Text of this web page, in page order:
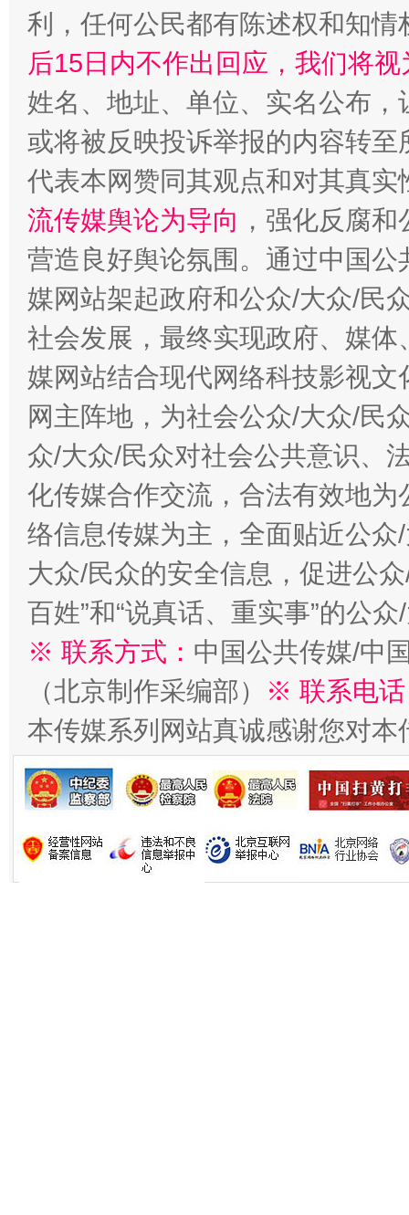
在谋一域中谋全局
今
习近平的博鳌关键词
魏明亮
“刷贴”乱象丛生
生
利，任何公民都有陈述权和知情
后15日内不作出回应，我们将
姓名、地址、单位、实名公布
或将被反映投诉举报的内容转
代表本网赞同其观点和对其真实
流传媒舆论为导向 ，强化反腐
营造良好舆论氛围。通过中国
媒网站架起政府和公众/大众/民
社会发展，最终实现政府、媒
媒网站结合现代网络科技影视
网主阵地，为社会公众/大众/民
众/大众/民众对社会公共意识、
化传媒合作交流，合法有效地
络信息传媒为主，全面贴近公
大众/民众的安全信息，促进公
百姓”和“说真话、重实事”的公
※ 联系方式： 中国公共传媒/中
（北京制作采编部）
※ 联系电
本传媒系列网站真诚感谢您对